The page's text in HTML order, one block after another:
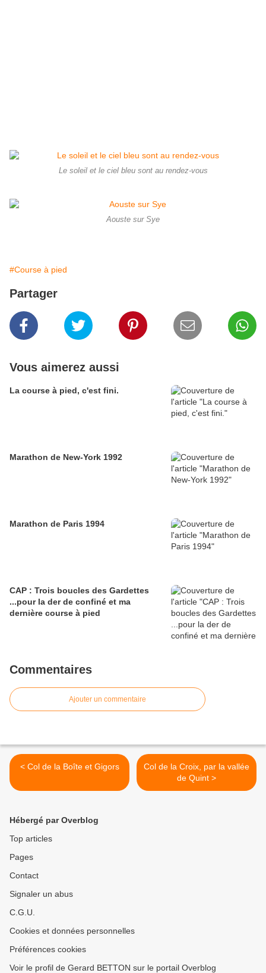
Le soleil et le ciel bleu sont au rendez-vous
Aouste sur Sye
#Course à pied
Partager
Vous aimerez aussi
La course à pied, c'est fini.
Marathon de New-York 1992
Marathon de Paris 1994
CAP : Trois boucles des Gardettes
...pour la der de confiné et ma
dernière course à pied
Commentaires
Ajouter un commentaire
< Col de la Boîte et Gigors
Col de la Croix, par la vallée
de Quint >
Hébergé par Overblog
Top articles
Pages
Contact
Signaler un abus
C.G.U.
Cookies et données personnelles
Préférences cookies
Voir le profil de Gerard BETTON sur le portail Overblog